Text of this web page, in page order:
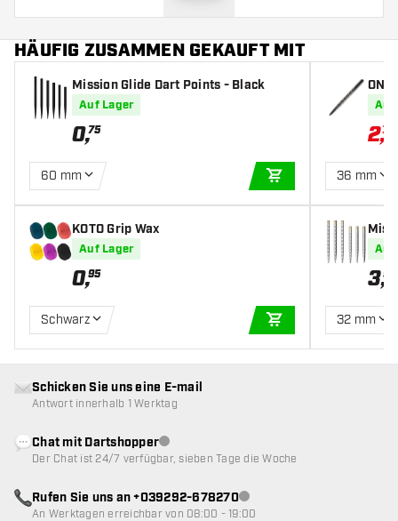
HÄUFIG ZUSAMMEN GEKAUFT MIT
Mission Glide Dart Points - Black
Auf Lager
0,75
60 mm
IN DEN
KOTO Grip Wax
Auf Lager
0,95
Schwarz
IN DEN
Auf
2,70
36 mm
Auf
3,95
32 mm
Schicken Sie uns eine E-mail
Antwort innerhalb 1 Werktag
Chat mit DartshopperKundenservice nicht verfügbar
Der Chat ist 24/7 verfügbar, sieben Tage die Woche
Rufen Sie uns an +039292-678270Kundenservice nicht
An Werktagen erreichbar von 08:00 - 19:00